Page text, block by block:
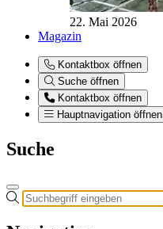
22. Mai 2026
Magazin
Kontaktbox öffnen
Suche öffnen
Kontaktbox öffnen
Hauptnavigation öffnen
Suche